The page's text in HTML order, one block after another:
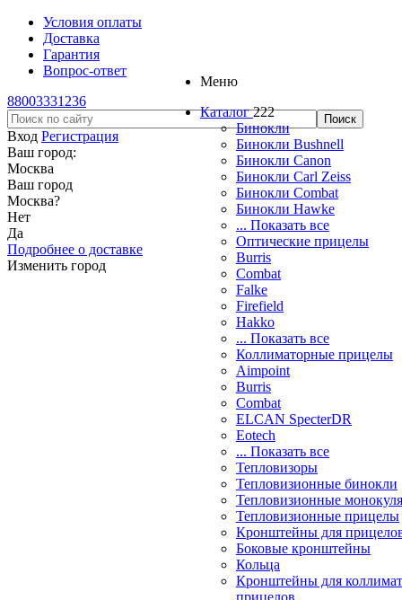
Условия оплаты
Доставка
Гарантия
Вопрос-ответ
88003331236
Вход Регистрация
Ваш город:
Москва
Ваш город
Москва?
Нет
Да
Подробнее о доставке
Изменить город
Меню
Каталог 222
Бинокли
Бинокли Bushnell
Бинокли Canon
Бинокли Carl Zeiss
Бинокли Combat
Бинокли Hawke
... Показать все
Оптические прицелы
Burris
Combat
Falke
Firefield
Hakko
... Показать все
Коллиматорные прицелы
Aimpoint
Burris
Combat
ELCAN SpecterDR
Eotech
... Показать все
Тепловизоры
Тепловизионные бинокли
Тепловизионные
Тепловизионные прицелы
Кронштейны для
Боковые кронштейны
Кольца
Кронштейны для
прицелов